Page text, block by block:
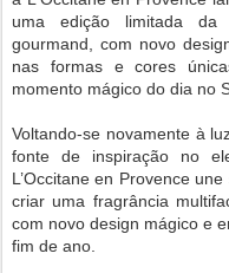
uma edição limitada da
gourmand, com novo
nas formas e cores
momento mágico do dia no
Voltando-se novamente à
fonte de inspiração no
L’Occitane en Provence
criar uma fragrância
com novo design mágico e
fim de ano.